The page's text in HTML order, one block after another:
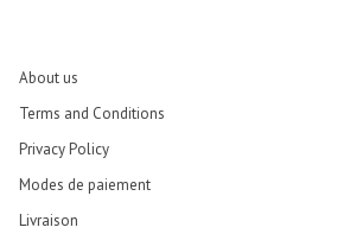
About us
Terms and Conditions
Privacy Policy
Modes de paiement
Livraison